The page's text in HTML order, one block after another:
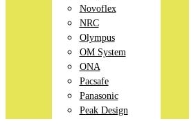
Novoflex
NRC
Olympus
OM System
ONA
Pacsafe
Panasonic
Peak Design